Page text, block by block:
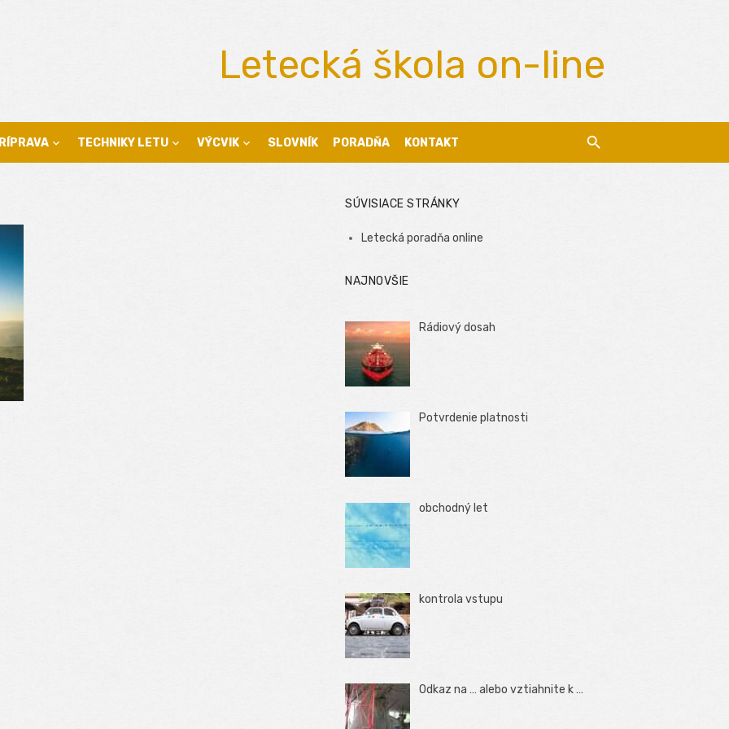
Letecká škola on-line
TECHNIKY LETU VÝCVIK SLOVNÍK PORADŇA KONTAKT
SÚVISIACE STRÁNKY
Letecká poradňa online
NAJNOVŠIE
Rádiový dosah
Potvrdenie platnosti
obchodný let
kontrola vstupu
Odkaz na … alebo vztiahnite k …